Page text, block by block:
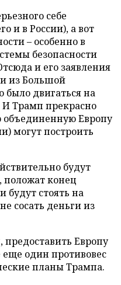
себе
и в России), а вот
– особенно в
безопасности
и его заявления
из Большой
двигаться на
Трамп прекрасно
Европу
могут построить
будут
положат конец
будут стоять на
сосать деньги из
предоставить Европу
еще один противовес
планы Трампа.